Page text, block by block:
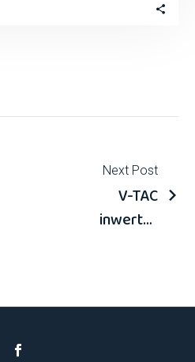
Next Post
V-TAC
inwerter
– sku 11835